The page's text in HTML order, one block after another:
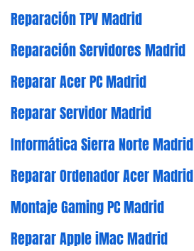
Reparación TPV Madrid
Reparación Servidores Madrid
Reparar Acer PC Madrid
Reparar Servidor Madrid
Informática Sierra Norte Madrid
Reparar Ordenador Acer Madrid
Montaje Gaming PC Madrid
Reparar Apple iMac Madrid